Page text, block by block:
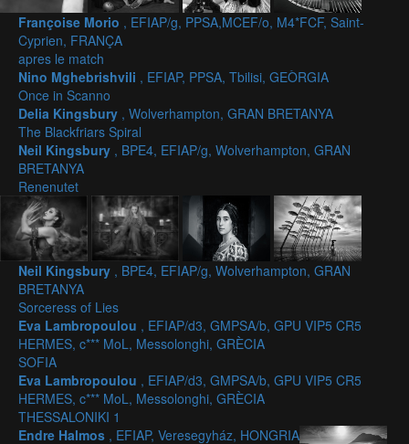
Françoise Morio , EFIAP/g, PPSA,MCEF/o, M4*FCF, Saint-
Cyprien, FRANÇA
apres le match
Nino Mghebrishvili , EFIAP, PPSA, Tbilisi, GEÒRGIA
Once in Scanno
Delia Kingsbury , Wolverhampton, GRAN BRETANYA
The Blackfriars Spiral
Neil Kingsbury , BPE4, EFIAP/g, Wolverhampton, GRAN
BRETANYA
Renenutet
Neil Kingsbury , BPE4, EFIAP/g, Wolverhampton, GRAN
BRETANYA
Sorceress of Lies
Eva Lambropoulou , EFIAP/d3, GMPSA/b, GPU VIP5 CR5
HERMES, c*** MoL, Messolonghi, GRÈCIA
SOFIA
Eva Lambropoulou , EFIAP/d3, GMPSA/b, GPU VIP5 CR5
HERMES, c*** MoL, Messolonghi, GRÈCIA
THESSALONIKI 1
Endre Halmos , EFIAP, Veresegyház, HONGRIA